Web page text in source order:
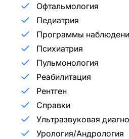
Офтальмология
Педиатрия
Программы
Психиатрия
Пульмонология
Реабилитация
Рентген
Справки
Ультразвуковая
Урология/Андрология